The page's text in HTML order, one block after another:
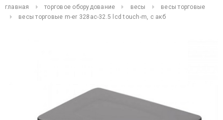
главная торговое оборудование весы
весы торговые
весы торговые m-er 328ac-32.5 lcd touch-m, с акб